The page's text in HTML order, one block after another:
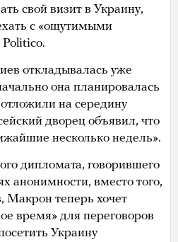
свой визит в Украину,
с «ощутимыми
Politico.
откладывалась уже
она планировалась
на середину
дворец объявил, что
несколько недель».
дипломата, говорившего
анонимности, вместо того,
Макрон теперь хочет
время» для переговоров
Украину